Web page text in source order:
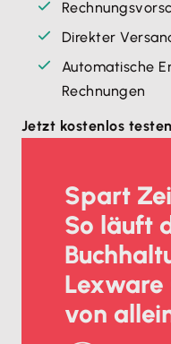
Direkter
Automatische
Rechnungen
Jetzt kostenlos testen
Spart
So läuft
von